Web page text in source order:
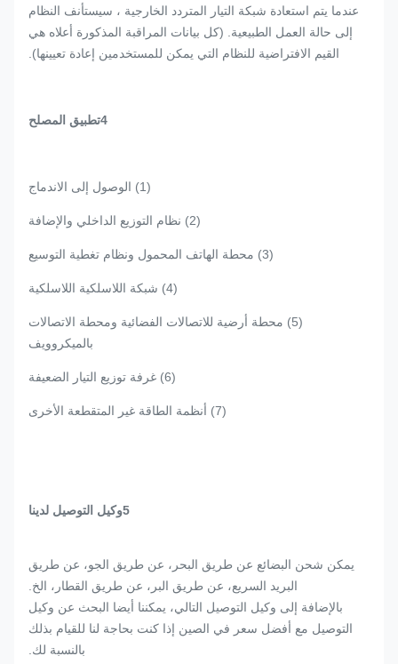
عندما يتم استعادة شبكة التيار المتردد الخارجية ، سيستأنف النظام
إلى حالة العمل الطبيعية. (كل بيانات المراقبة المذكورة أعلاه هي
القيم الافتراضية للنظام التي يمكن للمستخدمين إعادة تعيينها).
4تطبيق المصلح
(1) الوصول إلى الاندماج
(2) نظام التوزيع الداخلي والإضافة
(3) محطة الهاتف المحمول ونظام تغطية التوسيع
(4) شبكة اللاسلكية اللاسلكية
(5) محطة أرضية للاتصالات الفضائية ومحطة الاتصالات
بالميكروويف
(6) غرفة توزيع التيار الضعيفة
(7) أنظمة الطاقة غير المتقطعة الأخرى
5وكيل التوصيل لدينا
يمكن شحن البضائع عن طريق البحر، عن طريق الجو، عن طريق
البريد السريع، عن طريق البر، عن طريق القطار، الخ.
بالإضافة إلى وكيل التوصيل التالي، يمكننا أيضا البحث عن وكيل
التوصيل مع أفضل سعر في الصين إذا كنت بحاجة لنا للقيام بذلك
بالنسبة لك.